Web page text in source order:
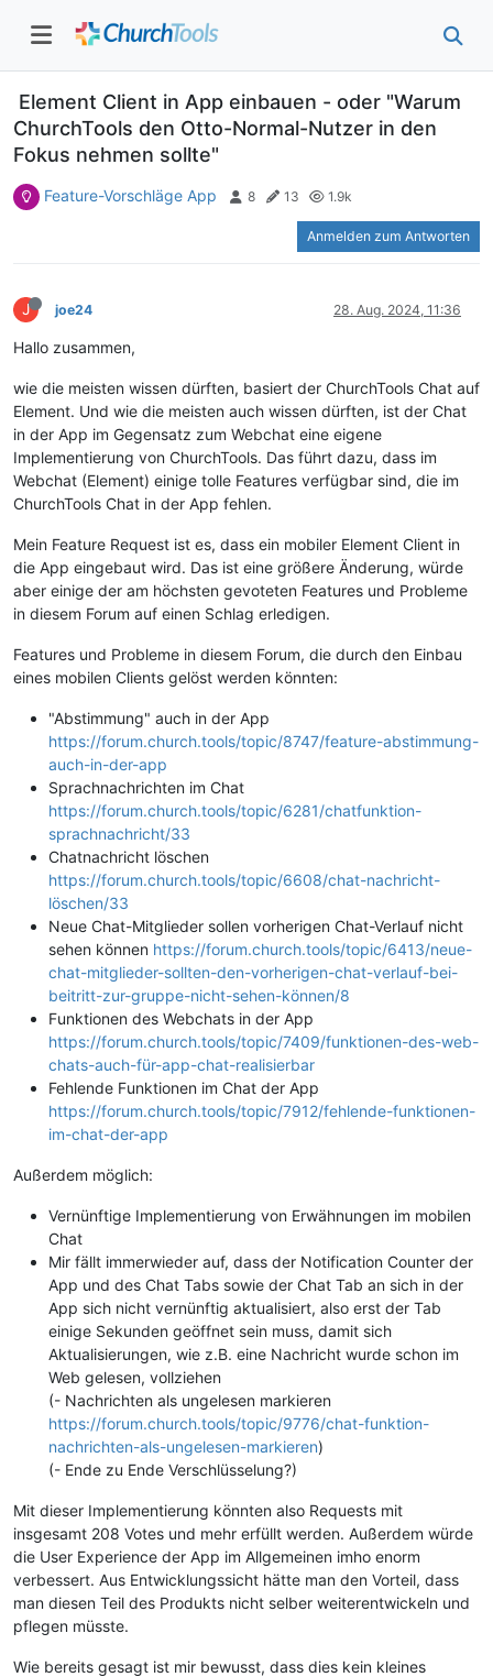
Element Client in App einbauen - oder "Warum
ChurchTools den Otto-Normal-Nutzer in den
Fokus nehmen sollte"
Feature-Vorschläge App 8 13 1.9k
Anmelden zum Antworten
J joe24 28. Aug. 2024, 11:36
Hallo zusammen,
wie die meisten wissen dürften, basiert der ChurchTools Chat auf
Element. Und wie die meisten auch wissen dürften, ist der Chat
in der App im Gegensatz zum Webchat eine eigene
Implementierung von ChurchTools. Das führt dazu, dass im
Webchat (Element) einige tolle Features verfügbar sind, die im
ChurchTools Chat in der App fehlen.
Mein Feature Request ist es, dass ein mobiler Element Client in
die App eingebaut wird. Das ist eine größere Änderung, würde
aber einige der am höchsten gevoteten Features und Probleme
in diesem Forum auf einen Schlag erledigen.
Features und Probleme in diesem Forum, die durch den Einbau
eines mobilen Clients gelöst werden könnten:
"Abstimmung" auch in der App
https://forum.church.tools/topic/8747/feature-abstimmung-
auch-in-der-app
Sprachnachrichten im Chat
https://forum.church.tools/topic/6281/chatfunktion-
sprachnachricht/33
Chatnachricht löschen
https://forum.church.tools/topic/6608/chat-nachricht-
löschen/33
Neue Chat-Mitglieder sollen vorherigen Chat-Verlauf nicht
sehen können https://forum.church.tools/topic/6413/neue-
chat-mitglieder-sollten-den-vorherigen-chat-verlauf-bei-
beitritt-zur-gruppe-nicht-sehen-können/8
Funktionen des Webchats in der App
https://forum.church.tools/topic/7409/funktionen-des-web-
chats-auch-für-app-chat-realisierbar
Fehlende Funktionen im Chat der App
https://forum.church.tools/topic/7912/fehlende-funktionen-
im-chat-der-app
Außerdem möglich:
Vernünftige Implementierung von Erwähnungen im mobilen
Chat
Mir fällt immerwieder auf, dass der Notification Counter der
App und des Chat Tabs sowie der Chat Tab an sich in der
App sich nicht vernünftig aktualisiert, also erst der Tab
einige Sekunden geöffnet sein muss, damit sich
Aktualisierungen, wie z.B. eine Nachricht wurde schon im
Web gelesen, vollziehen
(- Nachrichten als ungelesen markieren
https://forum.church.tools/topic/9776/chat-funktion-
nachrichten-als-ungelesen-markieren)
(- Ende zu Ende Verschlüsselung?)
Mit dieser Implementierung könnten also Requests mit
insgesamt 208 Votes und mehr erfüllt werden. Außerdem würde
die User Experience der App im Allgemeinen imho enorm
verbessert. Aus Entwicklungssicht hätte man den Vorteil, dass
man diesen Teil des Produkts nicht selber weiterentwickeln und
pflegen müsste.
Wie bereits gesagt ist mir bewusst, dass dies kein kleines